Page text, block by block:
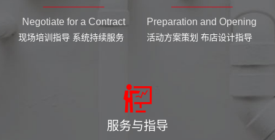
Negotiate for a Contract
现场培训指导 系统持续服务
Preparation and Opening
活动方案策划 布店设计指导
服务与指导